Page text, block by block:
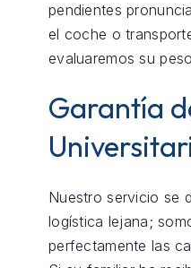
pendientes
el coche o
evaluaremos su
Garantía
Nuestro servicio se
logística lejana;
perfectamente las